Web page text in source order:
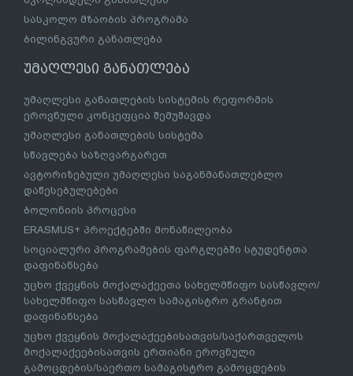
სასკოლო მზაობის პროგრამა
ბილინგვური განათლება
უმაღლესი განათლება
უმაღლესი განათლების სისტემის რეფორმის
ეროვნული კონცეფცია შემუშავდა
უმაღლესი განათლების სისტემა
სწავლება საზღვარგარეთ
ავტორიზებული უმაღლესი საგანმანათლებლო
დაწესებულებები
ბოლონიის პროცესი
ERASMUS+ პროექტებში მონაწილეობა
სოციალური პროგრამების ფარგლებში სტუდენტთა
დაფინანსება
უცხო ქვეყნის მოქალაქეეთა სახელმწიფო სასწავლო/
სახელმწიფო სასწავლო სამაგისტრო გრანტით
დაფინანსება
უცხო ქვეყნის მოქალაქეებისათვის/საქართველოს
მოქალაქეებისათვის ერთიანი ეროვნული
გამოცდების/საერთო სამაგისტრო გამოცდების